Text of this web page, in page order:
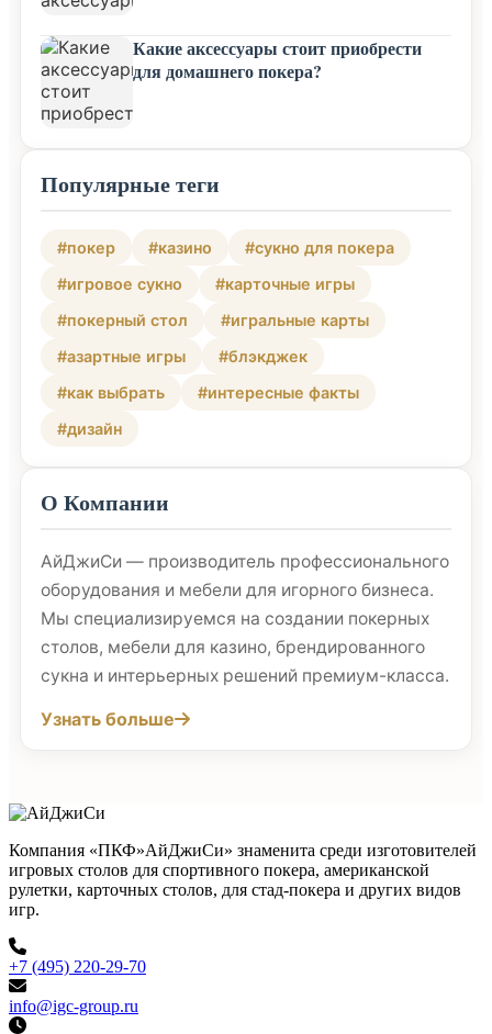
Какие аксессуары стоит приобрести
для домашнего покера?
Популярные теги
#покер #казино
#сукно для покера
#игровое сукно
#карточные игры
#покерный стол
#игральные карты
#азартные игры
#блэкджек
#как выбрать
#интересные факты
#дизайн
О Компании
АйДжиСи — производитель профессионального
оборудования и мебели для игорного бизнеса.
Мы специализируемся на создании покерных
столов, мебели для казино, брендированного
сукна и интерьерных решений премиум-класса.
Узнать больше
Компания «ПКФ»АйДжиСи» знаменита среди изготовителей
игровых столов для спортивного покера, американской
рулетки, карточных столов, для стад-покера и других видов
игр.
+7 (495) 220-29-70
info@igc-group.ru